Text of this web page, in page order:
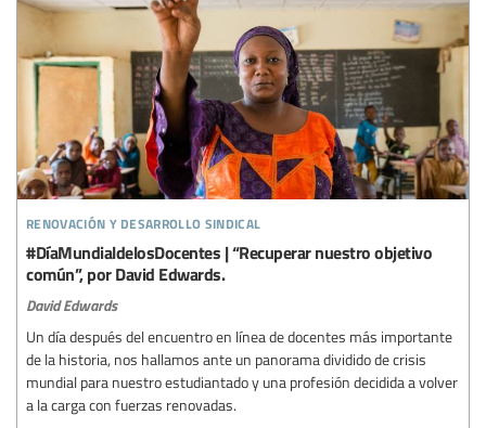
renovación y desarrollo sindical
#DíaMundialdelosDocentes | “Recuperar nuestro objetivo
común”, por David Edwards.
David Edwards
Un día después del encuentro en línea de docentes más importante
de la historia, nos hallamos ante un panorama dividido de crisis
mundial para nuestro estudiantado y una profesión decidida a volver
a la carga con fuerzas renovadas.